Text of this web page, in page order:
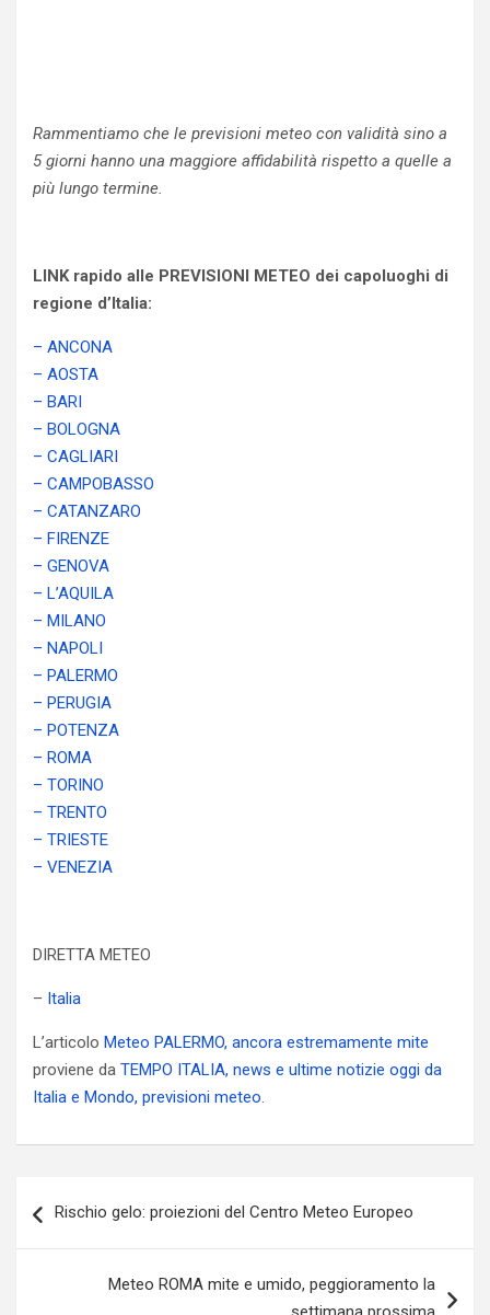
Rammentiamo che le previsioni meteo con validità sino a
5 giorni hanno una maggiore affidabilità rispetto a quelle a
più lungo termine.
LINK rapido alle PREVISIONI METEO dei capoluoghi di
regione d’Italia:
– ANCONA
– AOSTA
– BARI
– BOLOGNA
– CAGLIARI
– CAMPOBASSO
– CATANZARO
– FIRENZE
– GENOVA
– L’AQUILA
– MILANO
– NAPOLI
– PALERMO
– PERUGIA
– POTENZA
– ROMA
– TORINO
– TRENTO
– TRIESTE
– VENEZIA
DIRETTA METEO
– Italia
L’articolo Meteo PALERMO, ancora estremamente mite
proviene da TEMPO ITALIA, news e ultime notizie oggi da
Italia e Mondo, previsioni meteo.
articoli
Rischio gelo: proiezioni del Centro Meteo Europeo
Meteo ROMA mite e umido, peggioramento la